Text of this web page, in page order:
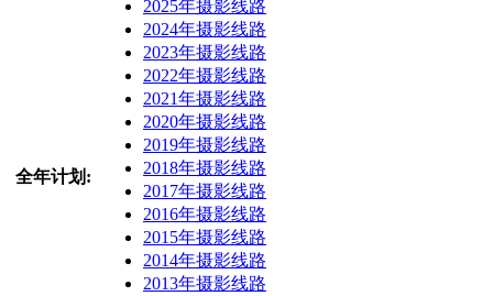
全年计划:
2025年摄影线路
2024年摄影线路
2023年摄影线路
2022年摄影线路
2021年摄影线路
2020年摄影线路
2019年摄影线路
2018年摄影线路
2017年摄影线路
2016年摄影线路
2015年摄影线路
2014年摄影线路
2013年摄影线路